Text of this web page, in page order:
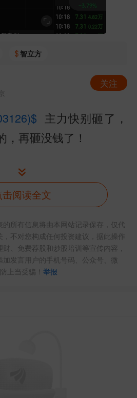
智立方
关注
主力快别砸了，
再砸没钱了！
击阅读全文
所有信息将由本网站记录保存，仅代
不对您构成任何投资建议，据此操作
、免费荐股和炒股培训等宣传内容，
发言用户的手机号码、公众号、微
上当受骗！举报